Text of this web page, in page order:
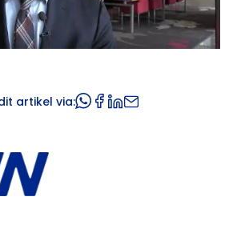
artikel via: